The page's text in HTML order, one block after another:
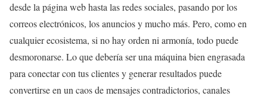
desde la página web hasta las redes sociales, pasando por los
correos electrónicos, los anuncios y mucho más. Pero, como en
cualquier ecosistema, si no hay orden ni armonía, todo puede
desmoronarse. Lo que debería ser una máquina bien engrasada
para conectar con tus clientes y generar resultados puede
convertirse en un caos de mensajes contradictorios, canales